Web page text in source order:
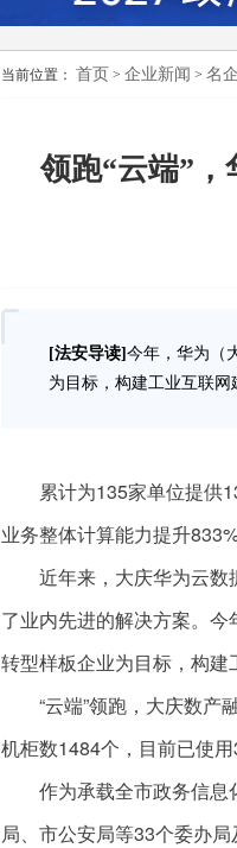
当前位置： 首页 > 企业新闻 > 名
领跑“云端”，
[法安导读] 今年，华为（
为目标，构建工业互联网
累计为135家单位提供
业务整体计算能力提升
近年来，大庆华为云数
了业内先进的解决方案。
转型样板企业为目标，构建
“云端”领跑，大庆数产
机柜数1484个，目前已使用
作为承载全市政务信息
局、市公安局等33个委办